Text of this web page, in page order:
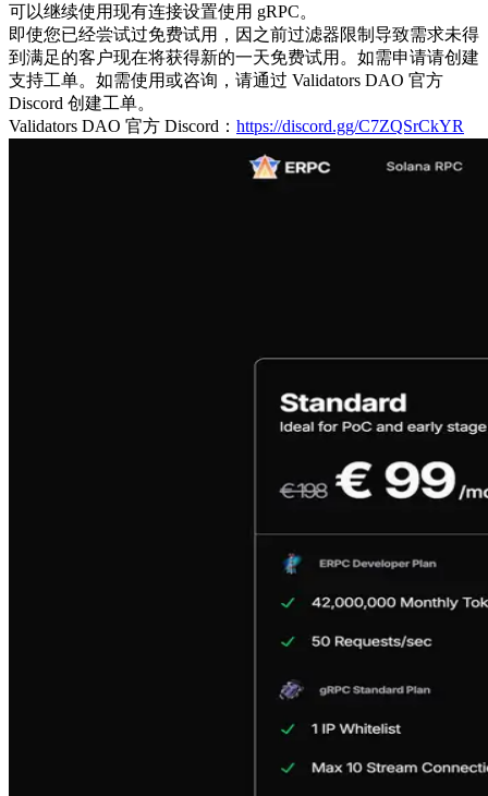
可以继续使用现有连接设置使用 gRPC。
即使您已经尝试过免费试用，因之前过滤器限制导致需求未得
到满足的客户现在将获得新的一天免费试用。如需申请请创建
支持工单。如需使用或咨询，请通过 Validators DAO 官方
Discord 创建工单。
Validators DAO 官方 Discord： https://discord.gg/C7ZQSrCkYR